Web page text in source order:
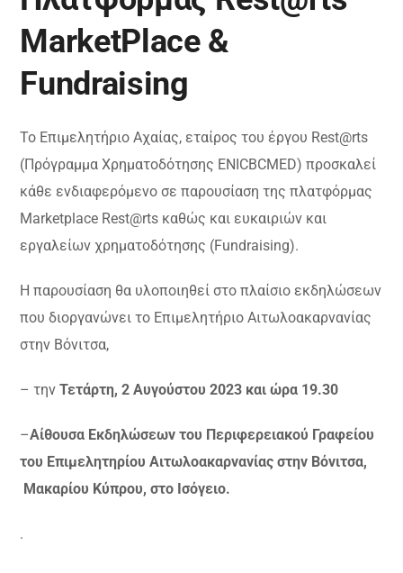
MarketPlace &
Fundraising
Το Επιμελητήριο Αχαίας, εταίρος του έργου Rest@rts
(Πρόγραμμα Χρηματοδότησης ENICBCMED) προσκαλεί
κάθε ενδιαφερόμενο σε παρουσίαση της πλατφόρμας
Marketplace Rest@rts καθώς και ευκαιριών και
εργαλείων χρηματοδότησης (Fundraising).
Η παρουσίαση θα υλοποιηθεί στο πλαίσιο εκδηλώσεων
που διοργανώνει το Επιμελητήριο Αιτωλοακαρνανίας
στην Βόνιτσα,
– τηνΤετάρτη, 2 Αυγούστου 2023 και ώρα 19.30
–Αίθουσα Εκδηλώσεων του Περιφερειακού Γραφείου
του Επιμελητηρίου Αιτωλοακαρνανίας στην Βόνιτσα,
Μακαρίου Κύπρου, στο Ισόγειο.
.